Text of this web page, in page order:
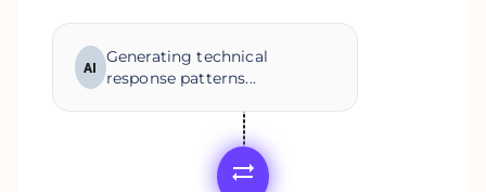
AI
Generating technical
response patterns...